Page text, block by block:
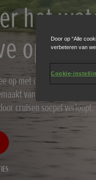
het
op met de nieuwste
van hoogwaardig PVC
cruisen soepel verloopt.
Door op “Alle
verbeteren van
Cookie-